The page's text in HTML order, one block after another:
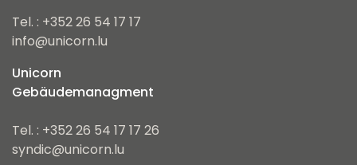
Tel. : +352 26 54 17 17
info@unicorn.lu
Unicorn
Gebäudemanagment
Tel. : +352 26 54 17 17 26
syndic@unicorn.lu